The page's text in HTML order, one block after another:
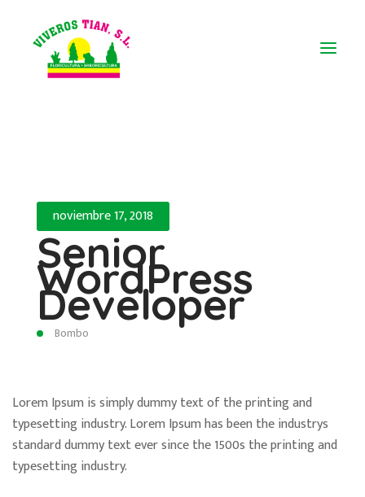
noviembre 17, 2018
Senior
WordPress
Developer
Bombo
Lorem Ipsum is simply dummy text of the printing and
typesetting industry. Lorem Ipsum has been the industrys
standard dummy text ever since the 1500s the printing and
typesetting industry.